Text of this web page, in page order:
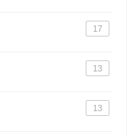
17
13
13